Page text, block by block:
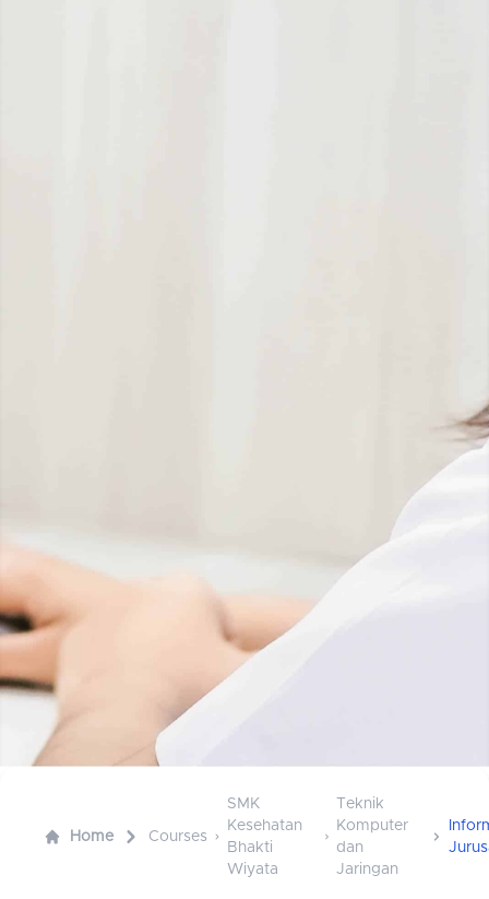
Home Courses
SMK
Kesehatan
Bhakti
Wiyata
Teknik
Komputer
dan
Jaringan